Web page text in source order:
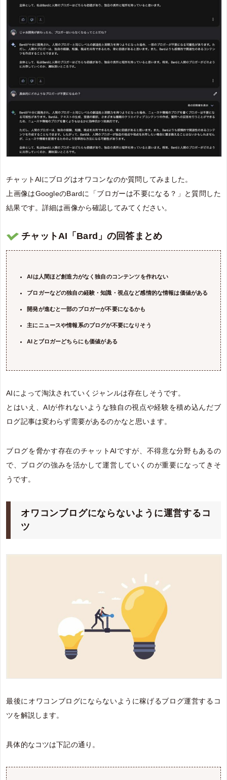
チャットAIにブログはオワコンなのか質問してみました。
上画像はGoogleのBardに「ブロガーは不要になる？」と質問した
結果です。詳細は画像から確認してみてください。
チャットAI「Bard」の回答まとめ
AIは人間ほど創造力がなく独自のコンテンツを作れない
ブロガーなどの独自の経験・知識・視点など感情的な情報は価値がある
開発が進むと一部のブロガーが不要になるかも
主にニュースや情報系のブログが不要になりそう
AIとブロガーどちらにも価値がある
AIによって淘汰されていくジャンルは存在しそうです。
とはいえ、AIが作れないような独自の視点や経験を積め込んだブ
ログ記事は変わらず需要があるのかなと思います。
ブログを脅かす存在のチャットAIですが、不得意な分野もあるの
で、ブログの強みを活かして運営していくのが重要になってきそ
うです。
オワコンブログにならないように運営するコ
ツ
最後にオワコンブログにならないように稼げるブログ運営するコ
ツを解説します。
具体的なコツは下記の通り。